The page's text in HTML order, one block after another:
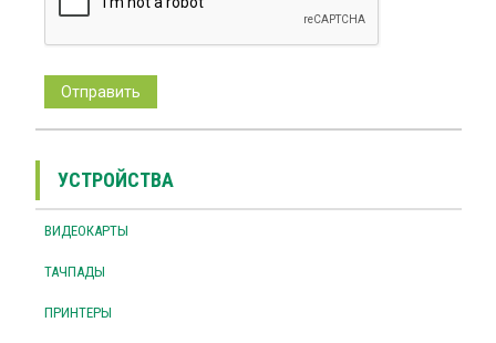
УСТРОЙСТВА
ВИДЕОКАРТЫ
ТАЧПАДЫ
ПРИНТЕРЫ